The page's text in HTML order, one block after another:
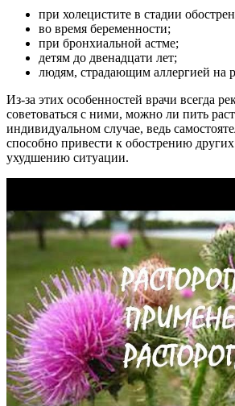
при холецистите в стадии
во время беременности;
при бронхиальной астме;
детям до двенадцати лет;
людям, страдающим аллергией на
Из-за этих особенностей врачи всегда
советоваться с ними, можно ли пить
индивидуальном случае, ведь
способно привести к обострению
ухудшению ситуации.